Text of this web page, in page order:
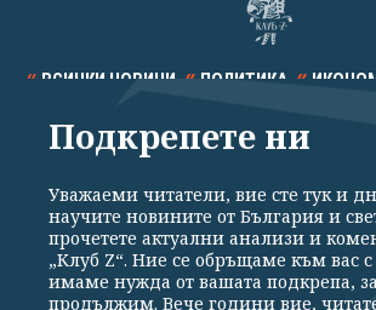
ВСИЧКИ НОВИНИ ПОЛИТИКА
СПОРТ КУЛТУРА ТЕХНОЛОГИИ
Подкрепете ни
Уважаеми читатели, вие сте тук и
научите новините от България и
прочетете актуални анализи и
„Клуб Z“. Ние се обръщаме към вас
имаме нужда от вашата подкрепа,
продължим. Вече години вие,